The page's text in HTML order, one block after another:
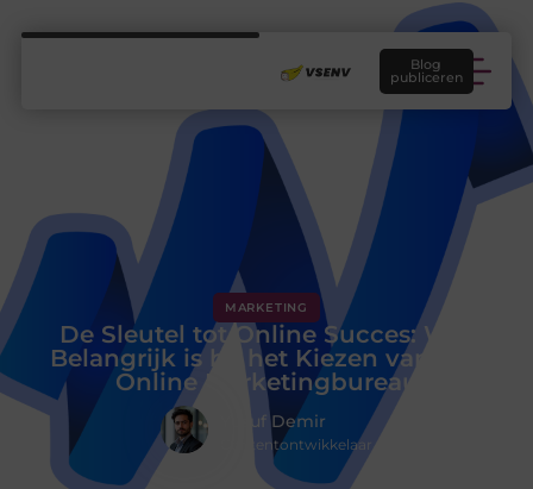
Blog
publiceren
MARKETING
De Sleutel tot Online Succes: Wat
Belangrijk is bij het Kiezen van een
Online Marketingbureau
Yusuf Demir
Contentontwikkelaar